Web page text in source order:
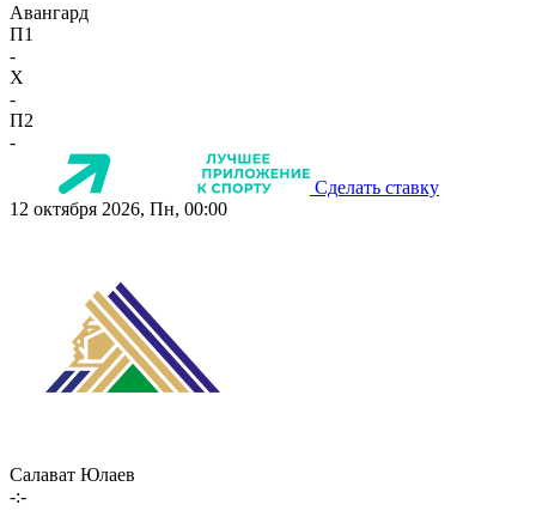
Авангард
П1
-
X
-
П2
-
Сделать ставку
12 октября 2026, Пн, 00:00
Салават Юлаев
-:-